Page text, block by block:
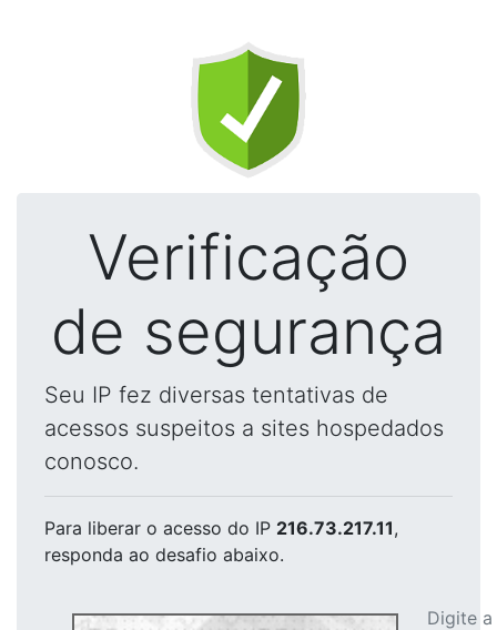
Verificação
de segurança
Seu IP fez diversas tentativas de
acessos suspeitos a sites hospedados
conosco.
Para liberar o acesso do IP 216.73.217.11,
responda ao desafio abaixo.
Digite